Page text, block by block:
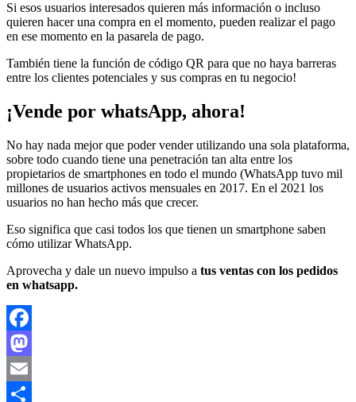
Si esos usuarios interesados quieren más información o incluso
quieren hacer una compra en el momento, pueden realizar el pago
en ese momento en la pasarela de pago.
También tiene la función de código QR para que no haya barreras
entre los clientes potenciales y sus compras en tu negocio!
¡Vende por whatsApp, ahora!
No hay nada mejor que poder vender utilizando una sola plataforma,
sobre todo cuando tiene una penetración tan alta entre los
propietarios de smartphones en todo el mundo (WhatsApp tuvo mil
millones de usuarios activos mensuales en 2017. En el 2021 los
usuarios no han hecho más que crecer.
Eso significa que casi todos los que tienen un smartphone saben
cómo utilizar WhatsApp.
Aprovecha y dale un nuevo impulso a tus ventas con los pedidos
en whatsapp.
Facebook
Mastodon
Email